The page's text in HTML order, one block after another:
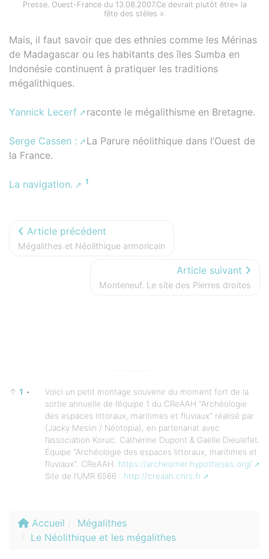
Presse. Ouest-France du 13.08.2007.Ce devrait plutôt être« la
fête des stèles ».
Mais, il faut savoir que des ethnies comme les Mérinas
de Madagascar ou les habitants des îles Sumba en
Indonésie continuent à pratiquer les traditions
mégalithiques.
Yannick Lecerf raconte le mégalithisme en Bretagne.
Serge Cassen :
La Parure néolithique dans l’Ouest de
la France.
La navigation. 1
Article précédent
Mégalithes et Néolithique armoricain
Article suivant
Monteneuf. Le site des Pierres droites
↑ 1 •
Voici un petit montage souvenir du moment fort de la
sortie annuelle de l’équipe 1 du CReAAH "Archéologie
des espaces littoraux, maritimes et fluviaux" réalisé par
(Jacky Meslin / Néotopia), en partenariat avec
l’association Koruc. Catherine Dupont & Gaëlle Dieulefet.
Équipe "Archéologie des espaces littoraux, maritimes et
fluviaux". CReAAH. https://archeomer.hypotheses.org/
Site de l’UMR 6566 : http://creaah.cnrs.fr
Accueil
Mégalithes
Le Néolithique et les mégalithes